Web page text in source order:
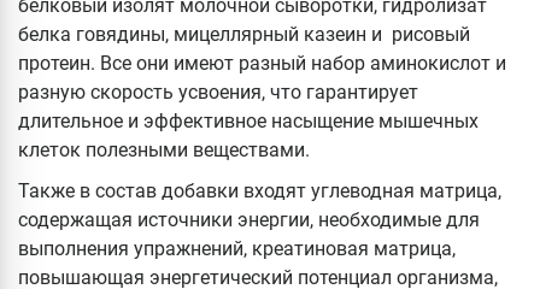
белковый изолят молочной сыворотки, гидролизат
белка говядины, мицеллярный казеин и рисовый
протеин. Все они имеют разный набор аминокислот и
разную скорость усвоения, что гарантирует
длительное и эффективное насыщение мышечных
клеток полезными веществами.
Также в состав добавки входят углеводная матрица,
содержащая источники энергии, необходимые для
выполнения упражнений, креатиновая матрица,
повышающая энергетический потенциал организма,